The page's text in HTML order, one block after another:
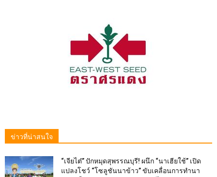
ข่าวที่น่าสนใจ
“เจียไต๋” ปักหมุดสุพรรณบุรี! ผนึก “นาเฮียใช้” เปิด
แปลงโชว์ “โซลูชันนาข้าว” ขับเคลื่อนการทำนา